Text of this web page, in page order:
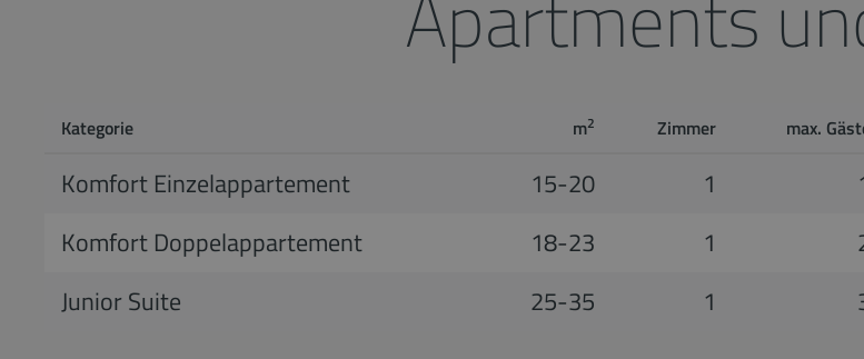
Kategorie m2 Zimmer max.
Komfort Einzelappartement 15-20 1
Komfort Doppelappartement
18-23 1
Junior Suite
25-35 1